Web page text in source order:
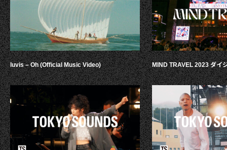
luvis – Oh (Official Music Video) MIND TRAVEL 2023 ダイ